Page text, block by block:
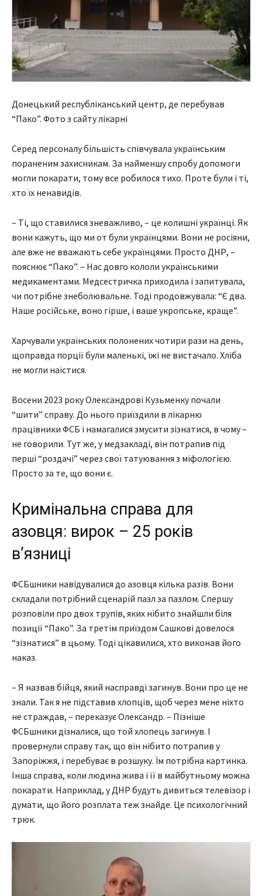
Донецький республіканський центр, де перебував
“Пако”. Фото з сайту лікарні
Серед персоналу більшість співчувала українським
пораненим захисникам. За найменшу спробу допомоги
могли покарати, тому все робилося тихо. Проте були і ті,
хто їх ненавидів.
– Ті, що ставилися зневажливо, – це колишні українці. Як
вони кажуть, що ми от були українцями. Вони не росіяни,
але вже не вважають себе українцями. Просто ДНР, –
пояснює “Пако”. – Нас довго кололи українськими
медикаментами. Медсестричка приходила і запитувала,
чи потрібне знеболювальне. Тоді продовжувала: “Є два.
Наше російське, воно гірше, і ваше укропське, краще”.
Харчували українських полонених чотири рази на день,
щоправда порції були маленькі, їжі не вистачало. Хліба
не могли наїстися.
Восени 2023 року Олександрові Кузьменку почали
“шити” справу. До нього приїздили в лікарню
працівники ФСБ і намагалися змусити зізнатися, в чому –
не говорили. Тут же, у медзакладі, він потрапив під
перші “роздачі” через свої татуювання з міфологією.
Просто за те, що вони є.
Кримінальна справа для
азовця: вирок – 25 років
в’язниці
ФСБшники навідувалися до азовця кілька разів. Вони
складали потрібний сценарій пазл за пазлом. Спершу
розповіли про двох трупів, яких нібито знайшли біля
позиції “Пако”. За третім приїздом Сашкові довелося
“зізнатися” в цьому. Тоді цікавилися, хто виконав його
наказ.
– Я назвав бійця, який насправді загинув. Вони про це не
знали. Так я не підставив хлопців, щоб через мене ніхто
не страждав, – переказує Олександр. – Пізніше
ФСБшники дізналися, що той хлопець загинув. І
провернули справу так, що він нібито потрапив у
Запоріжжя, і перебуває в розшуку. Їм потрібна картинка.
Інша справа, коли людина жива і її в майбутньому можна
покарати. Наприклад, у ДНР будуть дивиться телевізор і
думати, що його розплата теж знайде. Це психологічний
трюк.